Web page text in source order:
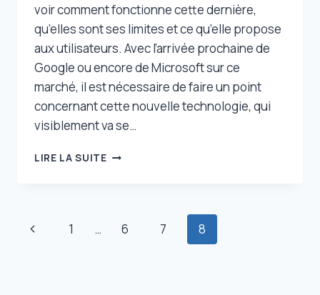
voir comment fonctionne cette dernière,
qu’elles sont ses limites et ce qu’elle propose
aux utilisateurs. Avec l’arrivée prochaine de
Google ou encore de Microsoft sur ce
marché, il est nécessaire de faire un point
concernant cette nouvelle technologie, qui
visiblement va se…
LIRE LA SUITECOMMENT
GAMING
Navigation
Page
1 … 6 7 8